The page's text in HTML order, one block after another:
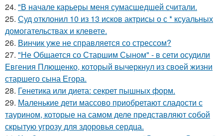
24. "В начале карьеры меня сумасшедшей считали.
25. Суд отклонил 10 из 13 исков актрисы о с * ксуальных
домогательствах и клевете.
26. Винчик уже не справляется со стрессом?
27. "Не Общается со Старшим Сыном" - в сети осудили
Евгения Плющенко, который вычеркнул из своей жизни
старшего сына Егора.
28. Генетика или диета: секрет пышных форм.
29. Маленькие дети массово приобретают сладости с
таурином, которые на самом деле представляют собой
скрытую угрозу для здоровья сердца.